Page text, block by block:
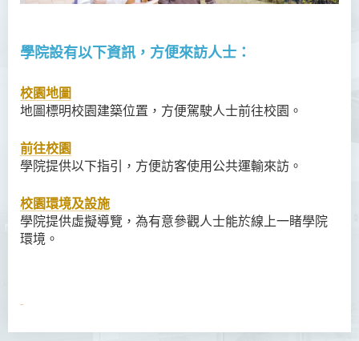
學院設有以下資訊，方便來訪人士：
校園地圖
地圖標明校園建築位置，方便駕駛人士前往校園。
前往校園
學院提供以下指引，方便訪客使用公共運輸來訪。
校園環境及設施
學院提供虛擬導覽，為有意參觀人士能於線上一睹學院
環境。